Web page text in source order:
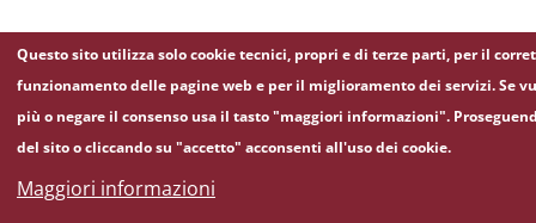
Questo sito utilizza solo cookie tecnici, propri e di terze parti, per il
funzionamento delle pagine web e per il miglioramento dei servizi. Se
più o negare il consenso usa il tasto "maggiori informazioni".
del sito o cliccando su "accetto" acconsenti all'uso dei cookie.
Maggiori informazioni